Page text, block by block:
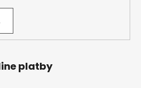
platby